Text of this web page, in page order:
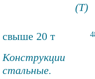
(Т)
свыше 20 т
Конструкции
стальные.